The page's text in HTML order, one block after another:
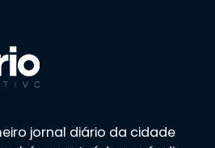
jornal diário da cidade